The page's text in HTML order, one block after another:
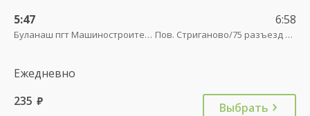
5:47
Буланаш пгт Машиностроителей
6:58
Пов. Стриганово/75 разъезд трасса
Ежедневно
235 руб. Выбрать